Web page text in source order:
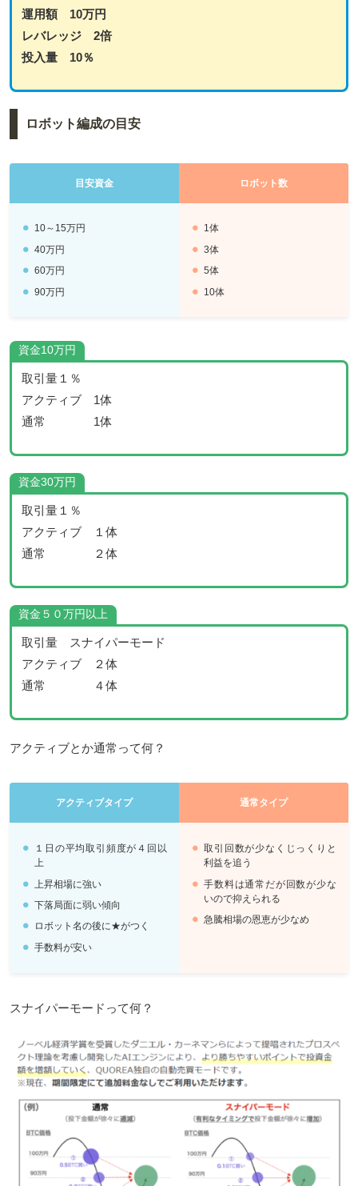
運用額 10万円
レバレッジ 2倍
投入量 10％
ロボット編成の目安
目安資金 ロボット数
10～15万円
40万円
60万円
90万円
1体
3体
5体
10体
資金10万円
取引量１％
アクティブ 1体
通常 1体
資金30万円
取引量１％
アクティブ １体
通常 ２体
資金５０万円以上
取引量 スナイパーモード
アクティブ ２体
通常 ４体
アクティブとか通常って何？
アクティブタイプ 通常タイプ
１日の平均取引頻度が４回以
上
上昇相場に強い
下落局面に弱い傾向
ロボット名の後に★がつく
手数料が安い
取引回数が少なくじっくりと
利益を追う
手数料は通常だが回数が少な
いので抑えられる
急騰相場の恩恵が少なめ
スナイパーモードって何？